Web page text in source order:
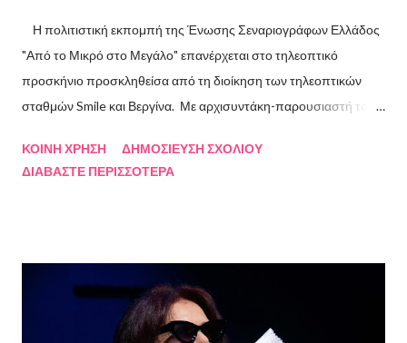
Η πολιτιστική εκπομπή της Ένωσης Σεναριογράφων Ελλάδος
"Από το Μικρό στο Μεγάλο" επανέρχεται στο τηλεοπτικό
προσκήνιο προσκληθείσα από τη διοίκηση των τηλεοπτικών
σταθμών Smile και Βεργίνα. Με αρχισυντάκη-παρουσιαστή τον
Κακαβά θα προβάλλεται από τις 3 Αυγούστου και κάθε Σάββατο
Λουκάς Κούτρας Τη δεύτερη εκπομπή τίμησαν ο πρώην
πρόεδρος της Ε.Σ.Ε., συγγραφέας, Στάθης Βαλούκος, ο
ιστορικός συγγραφέας Δρ Ιωάννης Δασκαρόλης, η
ΚΟΙΝΉ ΧΡΉΣΗ
ΔΗΜΟΣΊΕΥΣΗ ΣΧΟΛΊΟΥ
ΔΙΑΒΆΣΤΕ ΠΕΡΙΣΣΌΤΕΡΑ